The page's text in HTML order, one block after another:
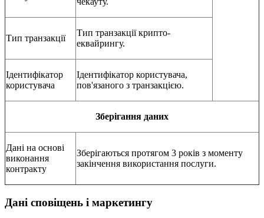
Тип транзакції
Тип транзакції крипто-
еквайрингу.
Ідентифікатор
користувача
Ідентифікатор користувача,
пов'язаного з транзакцією.
Зберігання даних
Дані на основі
виконання
контракту
Зберігаються протягом 3 років з моменту
закінчення використання послуги.
Дані сповіщень і маркетингу